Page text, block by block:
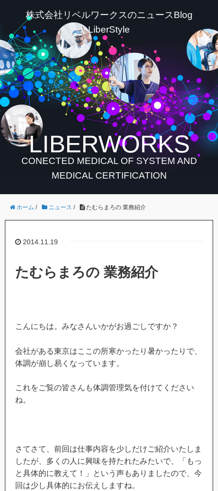
株式会社リベルワークスのニュースBlog
LiberStyle
LIBERWORKS
CONECTED MEDICAL OF SYSTEM AND
MEDICAL CERTIFICATION
ホーム / ニュース / たむらまろの 業務紹介
2014.11.19
たむらまろの 業務紹介
こんにちは。みなさんいかがお過ごしですか？
会社がある東京はここの所寒かったり暑かったりで、
体調が崩し易くなっています。
これをご覧の皆さんも体調管理気を付けてください
ね。
さてさて、前回は仕事内容を少しだけご紹介いたしま
したが、多くの人に興味を持たれたみたいで、「もっ
と具体的に教えて！」という声もありましたので、今
回は少し具体的にお伝えしますね。